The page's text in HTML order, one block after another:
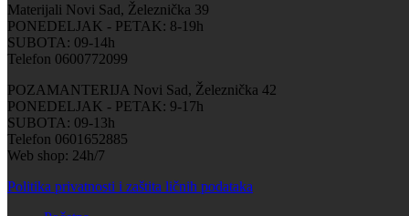
Materijali Novi Sad, Železnička 39
PONEDELJAK - PETAK: 8-19h
SUBOTA: 09-14h
Telefon 0600772099
POZAMANTERIJA Novi Sad, Železnička 42
PONEDELJAK - PETAK: 9-17h
SUBOTA: 09-13h
Telefon 0601652885
Web shop: 24h/7
Politika privatnosti i zaštita ličnih podataka